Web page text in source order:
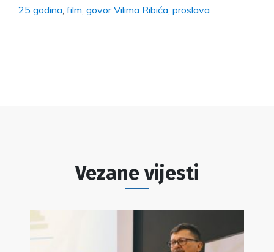
25 godina, film, govor Vilima Ribića, proslava
Vezane vijesti